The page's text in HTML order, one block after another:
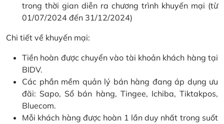
trong thời gian diễn ra chương trình khuyến mại (từ
01/07/2024 đến 31/12/2024)
Chi tiết về khuyến mại:
Tiền hoàn được chuyển vào tài khoản khách hàng tại
BIDV.
Các phần mềm quản lý bán hàng đang áp dụng ưu
đãi: Sapo, Sổ bán hàng, Tingee, Ichiba, Tiktakpos,
Bluecom.
Mỗi khách hàng được hoàn 1 lần duy nhất trong suốt